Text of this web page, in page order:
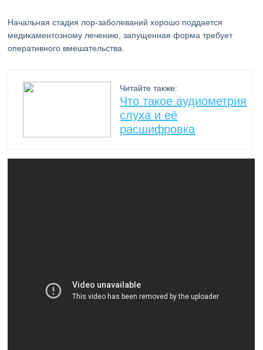
Начальная стадия лор-заболеваний хорошо поддается
медикаментозному лечению, запущенная форма требует
оперативного вмешательства.
Читайте также:
Что такое аудиометрия
слуха и её
расшифровка